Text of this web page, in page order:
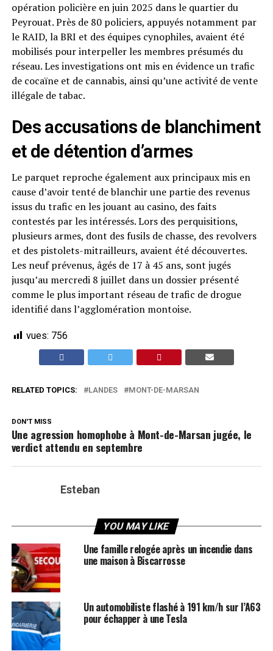
opération policière en juin 2025 dans le quartier du
Peyrouat. Près de 80 policiers, appuyés notamment par
le RAID, la BRI et des équipes cynophiles, avaient été
mobilisés pour interpeller les membres présumés du
réseau. Les investigations ont mis en évidence un trafic
de cocaïne et de cannabis, ainsi qu’une activité de vente
illégale de tabac.
Des accusations de blanchiment
et de détention d’armes
Le parquet reproche également aux principaux mis en
cause d’avoir tenté de blanchir une partie des revenus
issus du trafic en les jouant au casino, des faits
contestés par les intéressés. Lors des perquisitions,
plusieurs armes, dont des fusils de chasse, des revolvers
et des pistolets-mitrailleurs, avaient été découvertes.
Les neuf prévenus, âgés de 17 à 45 ans, sont jugés
jusqu’au mercredi 8 juillet dans un dossier présenté
comme le plus important réseau de trafic de drogue
identifié dans l’agglomération montoise.
vues: 756
RELATED TOPICS: LANDES MONT-DE-MARSAN
DON'T MISS
Une agression homophobe à Mont-de-Marsan jugée, le
verdict attendu en septembre
Esteban
YOU MAY LIKE
Une famille relogée après un incendie dans
une maison à Biscarrosse
Un automobiliste flashé à 191 km/h sur l’A63
pour échapper à une Tesla